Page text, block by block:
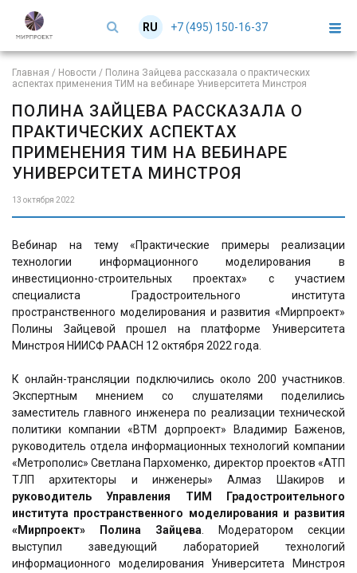
EN
RU +7 (495) 150-16-37
Главная / Новости / Полина Зайцева рассказала о практических
аспектах применения ТИМ на вебинаре Университета Минстроя
ПОЛИНА ЗАЙЦЕВА РАССКАЗАЛА О
ПРАКТИЧЕСКИХ АСПЕКТАХ
ПРИМЕНЕНИЯ ТИМ НА ВЕБИНАРЕ
УНИВЕРСИТЕТА МИНСТРОЯ
13 октября 2022
Вебинар на тему «Практические примеры реализации
технологии информационного моделирования в
инвестиционно-строительных проектах» с участием
специалиста Градостроительного института
пространственного моделирования и развития «Мирпроект»
Полины Зайцевой прошел на платформе Университета
Минстроя НИИСФ РААСН 12 октября 2022 года.
К онлайн-трансляции подключились около 200 участников.
Экспертным мнением со слушателями поделились
заместитель главного инженера по реализации технической
политики компании «ВТМ дорпроект» Владимир Баженов,
руководитель отдела информационных технологий компании
«Метрополис» Светлана Пархоменко, директор проектов «АТП
ТЛП архитекторы и инженеры» Алмаз Шакиров и
руководитель Управления ТИМ Градостроительного
института пространственного моделирования и развития
«Мирпроект» Полина Зайцева. Модератором секции
выступил заведующий лабораторией технологий
информационного моделирования Университета Минстроя